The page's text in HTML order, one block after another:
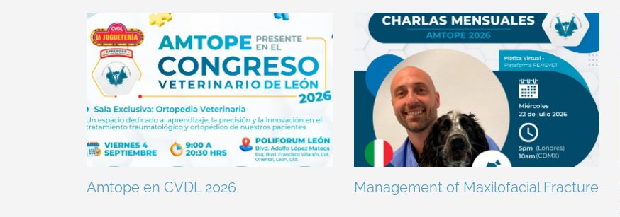
Amtope en CVDL 2026 Management of Maxilofacial Fracture